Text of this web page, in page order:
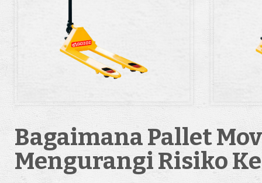
Bagaimana Pallet
Mengurangi Risiko